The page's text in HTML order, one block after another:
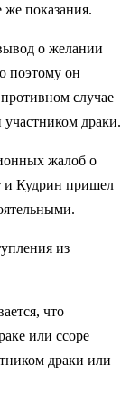
показания.
о желании
поэтому он
случае
драки.
жалоб о
и Кудрин пришел
из
что
или ссоре
драки или